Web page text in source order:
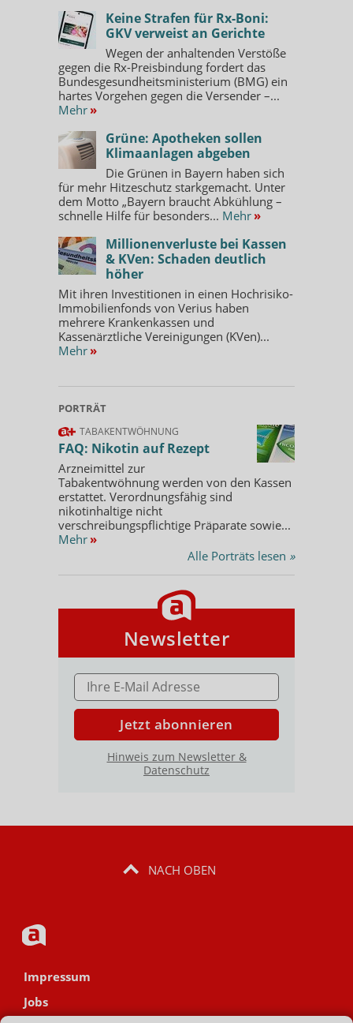
Keine Strafen für Rx-Boni:
GKV verweist an Gerichte
Wegen der anhaltenden Verstöße
gegen die Rx-Preisbindung fordert das
Bundesgesundheitsministerium (BMG) ein
hartes Vorgehen gegen die Versender –...
Mehr »
Grüne: Apotheken sollen
Klimaanlagen abgeben
Die Grünen in Bayern haben sich
für mehr Hitzeschutz starkgemacht. Unter
dem Motto „Bayern braucht Abkühlung –
schnelle Hilfe für besonders... Mehr »
Millionenverluste bei Kassen
& KVen: Schaden deutlich
höher
Mit ihren Investitionen in einen Hochrisiko-
Immobilienfonds von Verius haben
mehrere Krankenkassen und
Kassenärztliche Vereinigungen (KVen)...
Mehr »
PORTRÄT
TABAKENTWÖHNUNG
FAQ: Nikotin auf Rezept
Arzneimittel zur
Tabakentwöhnung werden von den Kassen
erstattet. Verordnungsfähig sind
nikotinhaltige nicht
verschreibungspflichtige Präparate sowie...
Mehr »
Alle Porträts lesen »
Newsletter
E-MAIL ADRESSE
Jetzt abonnieren
Hinweis zum Newsletter &
Datenschutz
NACH OBEN
Impressum
Jobs